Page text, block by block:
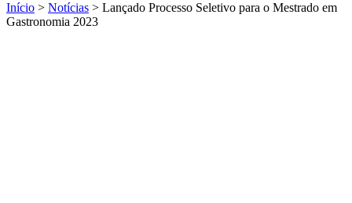
Início > Notícias > Lançado Processo Seletivo para o Mestrado em
Gastronomia 2023